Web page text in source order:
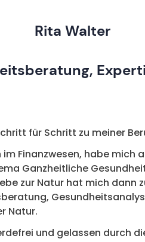
Rita Walter
für Schritt zu meiner
Finanzwesen, habe mich
Ganzheitliche
zur Natur hat mich dann
Natur.
und gelassen durch